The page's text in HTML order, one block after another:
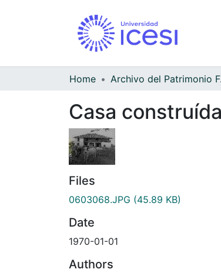
Home Archivo
Casa
Files
0603068.JPG (45.89 KB)
Date
1970-01-01
Authors